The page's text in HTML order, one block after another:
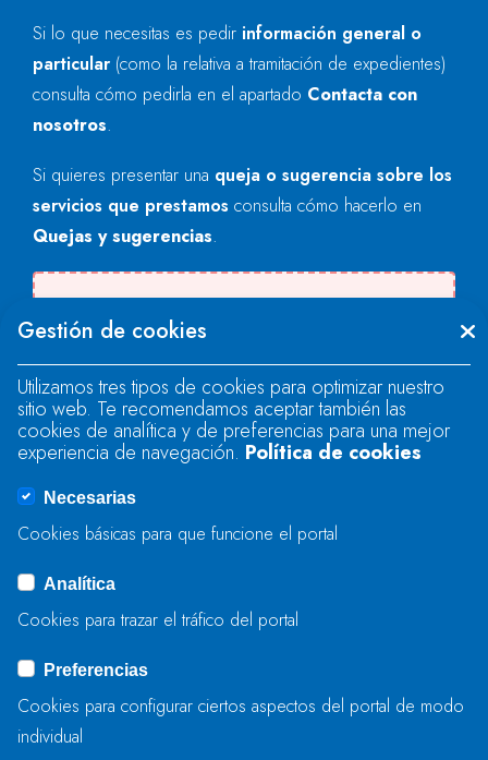
Si lo que necesitas es pedir información general o
particular (como la relativa a tramitación de expedientes)
consulta cómo pedirla en el apartado Contacta con
nosotros.
Si quieres presentar una queja o sugerencia sobre los
servicios que prestamos consulta cómo hacerlo en
Quejas y sugerencias.
"text".
Se produjo un error al cargar el campo
"text".
Se produjo un error al cargar el campo
ENVIAR
Gestión de cookies
Utilizamos tres tipos de cookies para optimizar nuestro
sitio web. Te recomendamos aceptar también las
cookies de analítica y de preferencias para una mejor
experiencia de navegación. Política de cookies
Necesarias
Cookies básicas para que funcione el portal
Analítica
Cookies para trazar el tráfico del portal
Preferencias
Cookies para configurar ciertos aspectos del portal de modo
individual